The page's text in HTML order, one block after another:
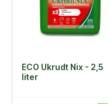
ECO Ukrudt Nix - 2,5
liter